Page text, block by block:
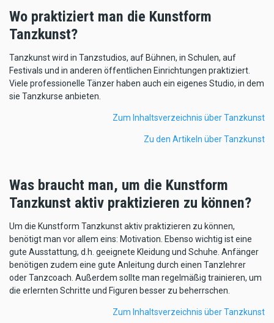
Wo praktiziert man die Kunstform
Tanzkunst?
Tanzkunst wird in Tanzstudios, auf Bühnen, in Schulen, auf
Festivals und in anderen öffentlichen Einrichtungen praktiziert.
Viele professionelle Tänzer haben auch ein eigenes Studio, in dem
sie Tanzkurse anbieten.
Zum Inhaltsverzeichnis über Tanzkunst
Zu den Artikeln über Tanzkunst
Was braucht man, um die Kunstform
Tanzkunst aktiv praktizieren zu können?
Um die Kunstform Tanzkunst aktiv praktizieren zu können,
benötigt man vor allem eins: Motivation. Ebenso wichtig ist eine
gute Ausstattung, d.h. geeignete Kleidung und Schuhe. Anfänger
benötigen zudem eine gute Anleitung durch einen Tanzlehrer
oder Tanzcoach. Außerdem sollte man regelmäßig trainieren, um
die erlernten Schritte und Figuren besser zu beherrschen.
Zum Inhaltsverzeichnis über Tanzkunst